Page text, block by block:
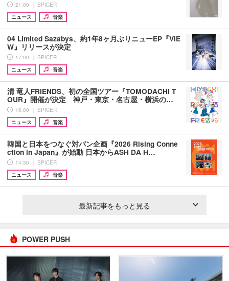
21:00 ｜ SPICER
ニュース
音楽
04 Limited Sazabys、約1年8ヶ月ぶりニューEP『VIE
W』リリースが決定
17:00 ｜ SPICER
ニュース
音楽
清 竜人FRIENDS、初の全国ツアー『TOMODACHI T
OUR』開催が決定 神戸・東京・名古屋・横浜の…
16:00 ｜ SPICER
ニュース
音楽
韓国と日本をつなぐ対バン企画『2026 Rising Conne
ction in Japan』が始動 日本からASH DA H…
14:30 ｜ SPICER
ニュース
音楽
最新記事をもっと見る
POWER PUSH